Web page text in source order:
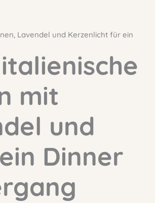
Lavendel und Kerzenlicht für ein
mit
und
Dinner